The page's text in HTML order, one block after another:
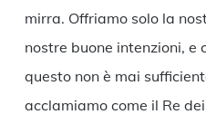
mirra. Offriamo solo la
nostre buone intenzioni, e
questo non è mai
acclamiamo come il Re